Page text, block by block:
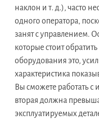
наклон и т. д.), часто
одного оператора,
занят с управлением.
которые стоит
оборудования это,
характеристика
Вы сможете работать с
вторая должна
эксплуатируемых